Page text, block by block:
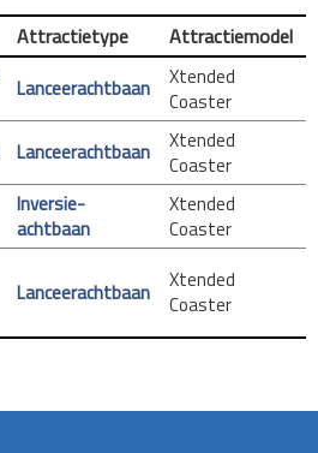
Attractietype Attractiemodel
Lanceerachtbaan
Xtended
Coaster
Lanceerachtbaan
Xtended
Coaster
Inversie-
achtbaan
Xtended
Coaster
Lanceerachtbaan
Xtended
Coaster